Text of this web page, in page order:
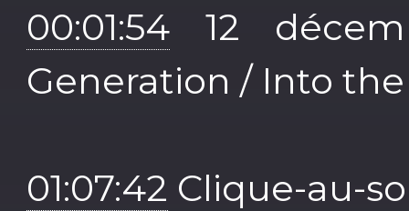
00:01:54 12
Generation / Into
01:07:42 Clique-au-